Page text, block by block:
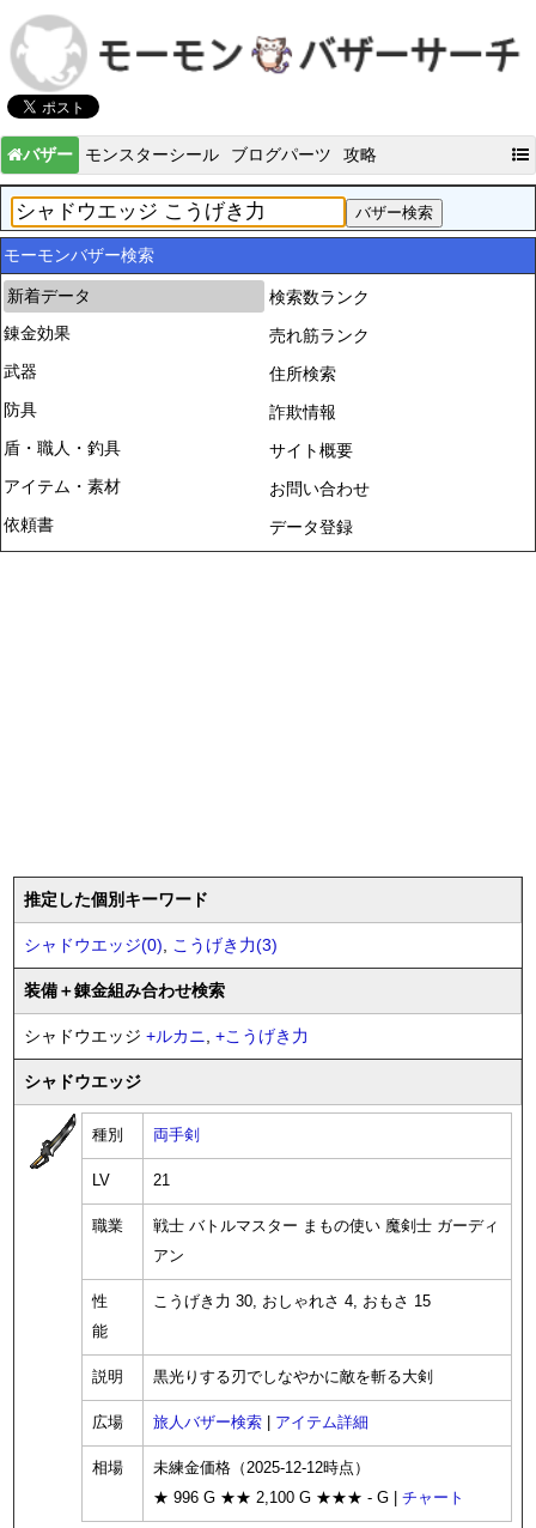
バザー モンスターシール ブログパーツ 攻略
モーモンバザー検索
新着データ
錬金効果
武器
防具
盾・職人・釣具
アイテム・素材
依頼書
検索数ランク
売れ筋ランク
住所検索
詐欺情報
サイト概要
お問い合わせ
データ登録
推定した個別キーワード
シャドウエッジ(0), こうげき力(3)
装備＋錬金組み合わせ検索
シャドウエッジ +ルカニ, +こうげき力
シャドウエッジ
種別 両手剣
LV 21
職業
戦士 バトルマスター まもの使い 魔剣士 ガーディ
アン
性
能
こうげき力 30, おしゃれさ 4, おもさ 15
説明 黒光りする刃でしなやかに敵を斬る大剣
広場 旅人バザー検索 アイテム詳細
相場
未練金価格（2025-12-12時点）
★ 996 G ★★ 2,100 G ★★★ - G | チャート